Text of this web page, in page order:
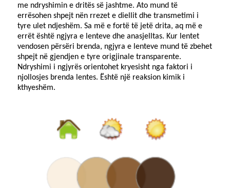
me ndryshimin e dritës së jashtme. Ato mund të
errësohen shpejt nën rrezet e diellit dhe transmetimi i
tyre ulet ndjeshëm. Sa më e fortë të jetë drita, aq më e
errët është ngjyra e lenteve dhe anasjelltas. Kur lentet
vendosen përsëri brenda, ngjyra e lenteve mund të zbehet
shpejt në gjendjen e tyre origjinale transparente.
Ndryshimi i ngjyrës orientohet kryesisht nga faktori i
njollosjes brenda lentes. Është një reaksion kimik i
kthyeshëm.